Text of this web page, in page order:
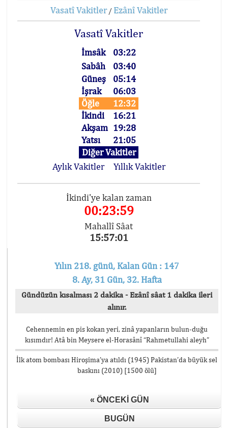
Vasatî Vakitler/ Ezânî Vakitler
Vasatî Vakitler
İmsâk
03:22
Sabâh
03:40
Güneş
05:14
İşrak
06:03
Öğle
12:32
İkindi
16:21
Akşam 19:28
Yatsı
21:05
Diğer Vakitler
Aylık Vakitler
Yıllık Vakitler
İkindi'ye kalan zaman
00:23:59
Mahallî Sâat
15:57:01
Yılın 218. günü, Kalan Gün : 147
8. Ay, 31 Gün, 32. Hafta
Gündüzün kısalması 2 dakika - Ezânî sâat 1 dakika ileri
alınır.
Cehennemin en pis kokan yeri, zinâ yapanların bulun-duğu
kısımdır! Atâ bin Meysere el-Horasânî “Rahmetullahi aleyh”
İlk atom bombası Hiroşima’ya atıldı (1945) Pakistan’da büyük sel
baskını (2010) [1500 ölü]
« ÖNCEKI GÜN
BUGÜN